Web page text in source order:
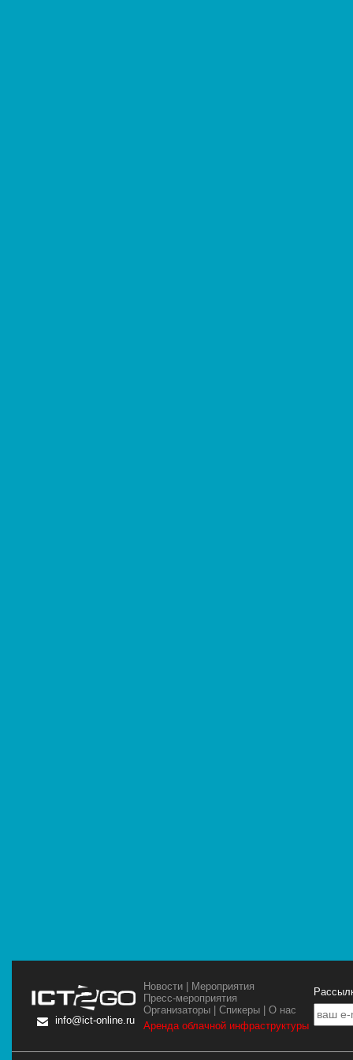
info@ict-online.ru
Новости | Мероприятия
Пресс-мероприятия
Организаторы |Спикеры |О нас
Аренда облачной инфраструктуры